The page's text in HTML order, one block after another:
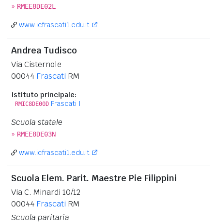
» RMEE8DE02L
www.icfrascati1.edu.it
Andrea Tudisco
Via Cisternole
00044 Frascati RM
Istituto principale:
RMIC8DE00D Frascati I
Scuola statale
» RMEE8DE03N
www.icfrascati1.edu.it
Scuola Elem. Parit. Maestre Pie Filippini
Via C. Minardi 10/12
00044 Frascati RM
Scuola paritaria